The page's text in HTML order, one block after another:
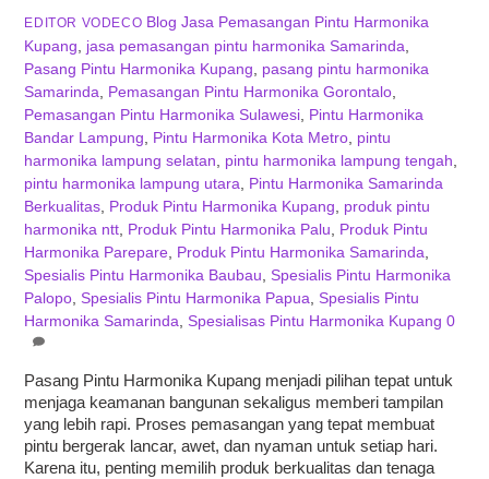
EDITOR VODECO Blog Jasa Pemasangan Pintu Harmonika
Kupang
jasa pemasangan pintu harmonika Samarinda
Pasang Pintu Harmonika Kupang
pasang pintu harmonika
Samarinda
Pemasangan Pintu Harmonika Gorontalo
Pemasangan Pintu Harmonika Sulawesi Pintu Harmonika
Bandar Lampung
Pintu Harmonika Kota Metro pintu
harmonika lampung selatan
pintu harmonika lampung tengah
pintu harmonika lampung utara
Pintu Harmonika Samarinda
Berkualitas Produk Pintu Harmonika Kupang
produk pintu
harmonika ntt Produk Pintu Harmonika Palu
Produk Pintu
Harmonika Parepare Produk Pintu Harmonika Samarinda
Spesialis Pintu Harmonika Baubau ,Spesialis Pintu Harmonika
Palopo ,Spesialis Pintu Harmonika Papua ,Spesialis Pintu
Harmonika Samarinda ,Spesialisas Pintu Harmonika Kupang 0
Pasang Pintu Harmonika Kupang menjadi pilihan tepat untuk
menjaga keamanan bangunan sekaligus memberi tampilan
yang lebih rapi. Proses pemasangan yang tepat membuat
pintu bergerak lancar, awet, dan nyaman untuk setiap hari.
Karena itu, penting memilih produk berkualitas dan tenaga